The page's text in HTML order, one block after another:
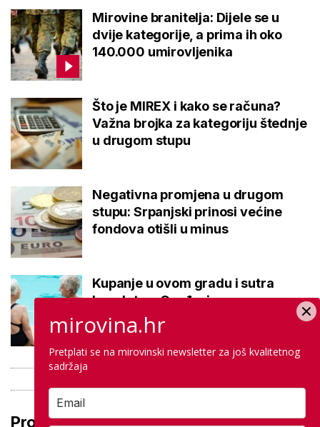
Mirovine branitelja: Dijele se u
dvije kategorije, a prima ih oko
140.000 umirovljenika
Što je MIREX i kako se računa?
Važna brojka za kategoriju štednje
u drugom stupu
Negativna promjena u drugom
stupu: Srpanjski prinosi većine
fondova otišli u minus
Kupanje u ovom gradu i sutra
besplatno: Građani se mogu
ohladiti tijekom toplinskog vala
Pročitaj još
mirovina.hr
Pretplati se na mirovinski newsletter za još kvalitetnog
sadržaja